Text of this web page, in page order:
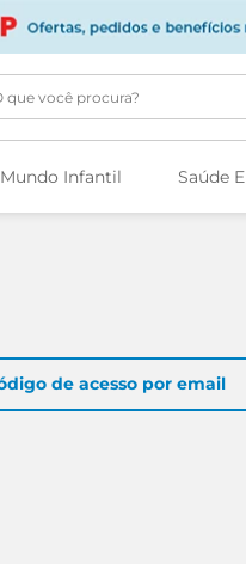
procura?
Mundo Infantil Saúde
de acesso por email